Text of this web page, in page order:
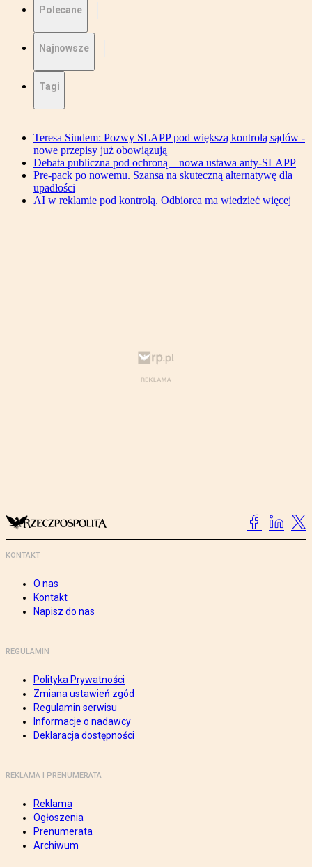
Polecane
Najnowsze
Tagi
Teresa Siudem: Pozwy SLAPP pod większą kontrolą sądów -
nowe przepisy już obowiązują
Debata publiczna pod ochroną – nowa ustawa anty-SLAPP
Pre-pack po nowemu. Szansa na skuteczną alternatywę dla
upadłości
AI w reklamie pod kontrolą. Odbiorca ma wiedzieć więcej
KONTAKT
O nas
Kontakt
Napisz do nas
REGULAMIN
Polityka Prywatności
Zmiana ustawień zgód
Regulamin serwisu
Informacje o nadawcy
Deklaracja dostępności
REKLAMA I PRENUMERATA
Reklama
Ogłoszenia
Prenumerata
Archiwum